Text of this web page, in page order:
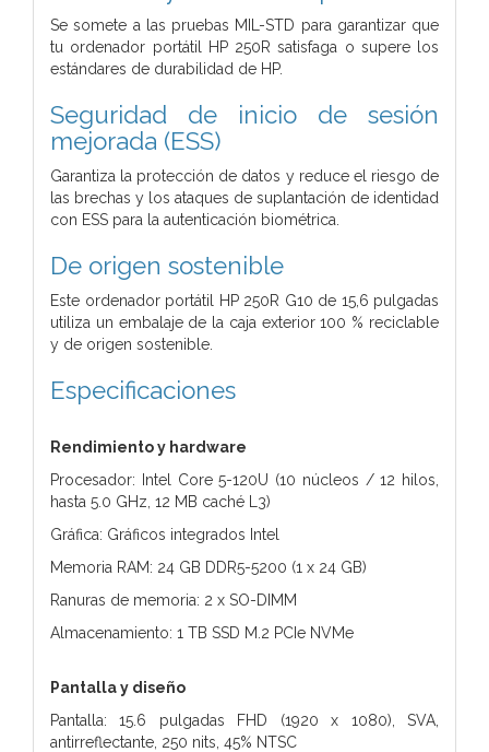
Se somete a las pruebas MIL-STD para garantizar que
tu ordenador portátil HP 250R satisfaga o supere los
estándares de durabilidad de HP.
Seguridad de inicio de sesión
mejorada (ESS)
Garantiza la protección de datos y reduce el riesgo de
las brechas y los ataques de suplantación de identidad
con ESS para la autenticación biométrica.
De origen sostenible
Este ordenador portátil HP 250R G10 de 15,6 pulgadas
utiliza un embalaje de la caja exterior 100 % reciclable
y de origen sostenible.
Especificaciones
Rendimiento y hardware
Procesador: Intel Core 5-120U (10 núcleos / 12 hilos,
hasta 5.0 GHz, 12 MB caché L3)
Gráfica: Gráficos integrados Intel
Memoria RAM: 24 GB DDR5-5200 (1 x 24 GB)
Ranuras de memoria: 2 x SO-DIMM
Almacenamiento: 1 TB SSD M.2 PCIe NVMe
Pantalla y diseño
Pantalla: 15.6 pulgadas FHD (1920 x 1080), SVA,
antirreflectante, 250 nits, 45% NTSC